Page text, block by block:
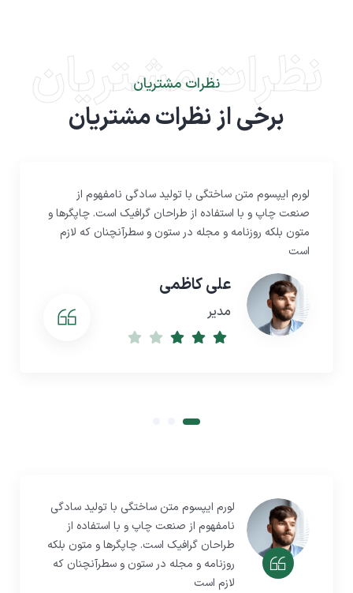
نظرات مشتریان
برخی از نظرات مشتریان
نظرات مشتریان
لورم ایپسوم متن ساختگی با تولید سادگی نامفهوم از
صنعت چاپ و با استفاده از طراحان گرافیک است. چاپگرها و
متون بلکه روزنامه و مجله در ستون و سطرآنچنان که لازم
است
علی کاظمی
مدیر
لورم ایپسوم متن ساختگی با تولید سادگی
نامفهوم از صنعت چاپ و با استفاده از
طراحان گرافیک است. چاپگرها و متون بلکه
روزنامه و مجله در ستون و سطرآنچنان که
لازم است